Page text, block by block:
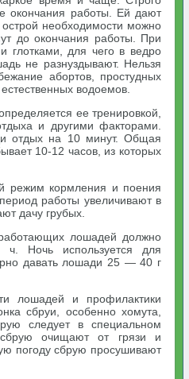
окончания работы. Ей дают
необходимости можно
до окончания работы. При
глотками, для чего в ведро
не разнуздывают. Нельзя
абортов, простудных
водоемов.
ее тренировкой,
и другими факторами.
отдых на 10 минут. Общая
10-12 часов, из которых
режим кормления и поения
работы увеличивают в
дачу грубых.
лошадей должно
Ночь используется для
давать лошади 25 — 40 г
лошадей и профилактики
сбруи, особенно хомута,
следует в специальном
очищают от грязи и
погоду сбрую просушивают